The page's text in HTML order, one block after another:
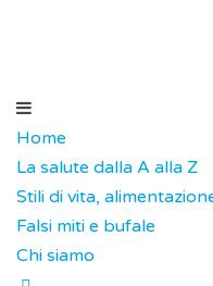
Home
La salute dalla A alla Z
Stili di vita,
Falsi miti e bufale
Chi siamo